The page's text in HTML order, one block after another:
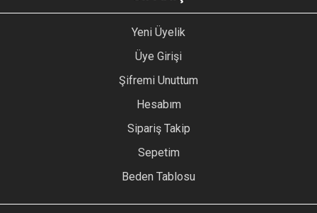
Yeni Üyelik
Üye Girişi
Şifremi Unuttum
Hesabım
Sipariş Takip
Sepetim
Beden Tablosu